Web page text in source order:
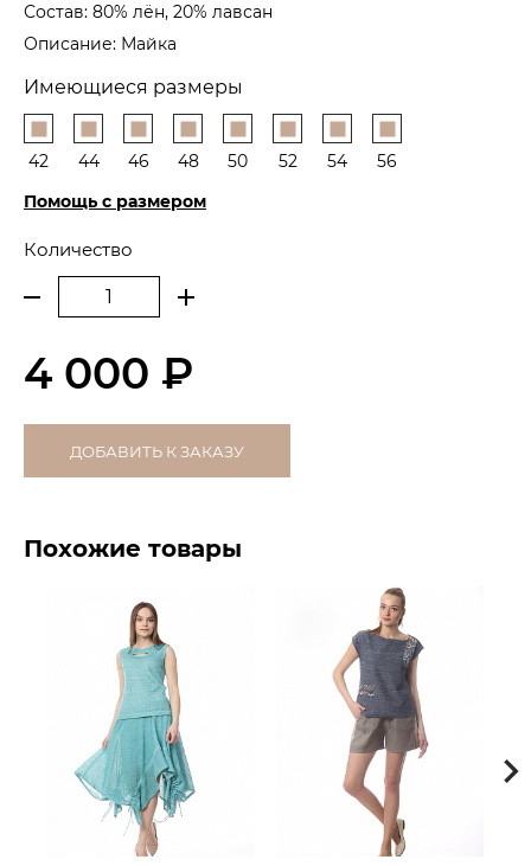
Состав: 80% лён, 20% лавсан
Описание: Майка
Имеющиеся размеры
42 44 46 48 50 52 54
56
Помощь с размером
Количество
4 000 ₽
ДОБАВИТЬ К ЗАКАЗУ
Похожие товары